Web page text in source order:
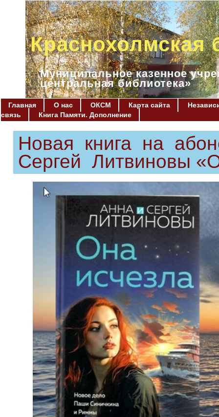
Краснохолмская
Муниципальное казенное
центральная библиотека»
Главная О нас ОКСМ Карта сайта
связь
Книга Памяти. Дополнение
Новая книга на
Сергей Литвиновы